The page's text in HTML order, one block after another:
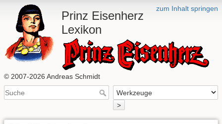
zum Inhalt springen
Prinz Eisenherz
Lexikon
© 2007-2026 Andreas Schmidt
>